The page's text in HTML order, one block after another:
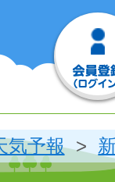
気予報